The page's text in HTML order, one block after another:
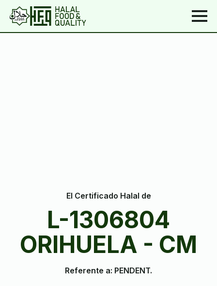
El Certificado Halal de
L-1306804
ORIHUELA - CM
Referente a: PENDENT.